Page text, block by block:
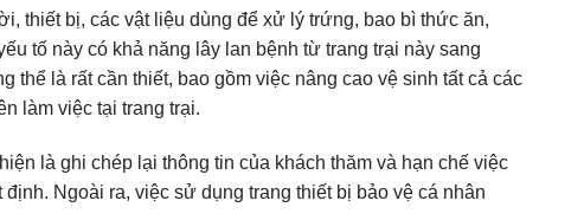
thiết bị, các vật liệu dùng để xử lý trứng, bao bì thức ăn,
tố này có khả năng lây lan bệnh từ trang trại này sang
thể là rất cần thiết, bao gồm việc nâng cao vệ sinh tất cả các
làm việc tại trang trại.
là ghi chép lại thông tin của khách thăm và hạn chế việc
Ngoài ra, việc sử dụng trang thiết bị bảo vệ cá nhân